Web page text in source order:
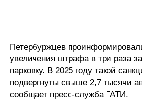
Петербуржцев
увеличения штрафа в три раза
парковку. В 2025 году такой
подвергнуты свыше 2,7 тысячи
сообщает пресс-служба ГАТИ.